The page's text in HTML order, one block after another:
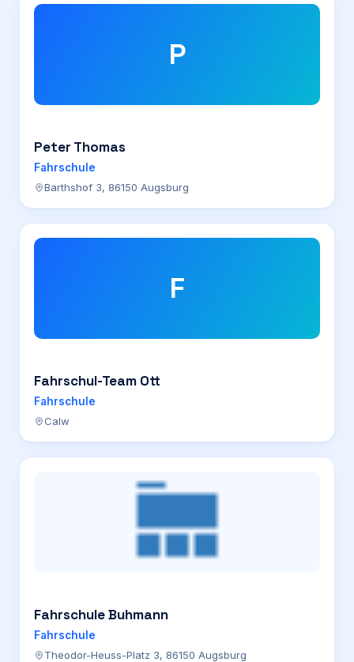
P
Peter Thomas
Fahrschule
Barthshof 3, 86150 Augsburg
F
Fahrschul-Team Ott
Fahrschule
Calw
Fahrschule Buhmann
Fahrschule
Theodor-Heuss-Platz 3, 86150 Augsburg